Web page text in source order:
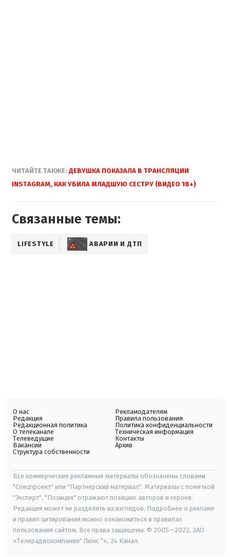
ЧИТАЙТЕ ТАКЖЕ: ДЕВУШКА ПОКАЗАЛА В ТРАНСЛЯЦИИ
INSTAGRAM, КАК УБИЛА МЛАДШУЮ СЕСТРУ (ВИДЕО 18+)
Связанные темы:
LIFESTYLE АВАРИИ И ДТП
О нас
Редакция
Редакционная политика
О телеканале
Телеведущие
Вакансии
Структура собственности
Рекламодателям
Правила пользования
Политика конфиденциальности
Техническая информация
Контакты
Архив
Все коммерческие рекламные материалы обозначены словами
"Спецпроект" или "Партнерский материал". Материалы с пометкой
"Эксперт", "Позиция" отражают позицию авторов и героев.
Редакция может не разделять их взглядов. Подробнее о рекламе
и правил цитирования можно ознакомиться в правилах
пользования сайтом. Все права защищены. © 2005—2022, ЗАО
«Телерадиокомпания" Люкс "», 24 Канал.